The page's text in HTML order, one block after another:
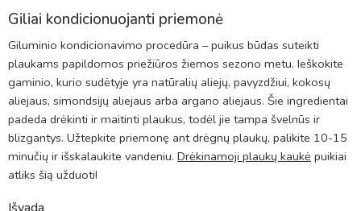
Giliai kondicionuojanti priemonė
Giluminio kondicionavimo procedūra – puikus būdas suteikti
plaukams papildomos priežiūros žiemos sezono metu. Ieškokite
gaminio, kurio sudėtyje yra natūralių aliejų, pavyzdžiui, kokosų
aliejaus, simondsijų aliejaus arba argano aliejaus. Šie ingredientai
padeda drėkinti ir maitinti plaukus, todėl jie tampa švelnūs ir
blizgantys. Užtepkite priemonę ant drėgnų plaukų, palikite 10-15
minučių ir išskalaukite vandeniu. Drėkinamoji plaukų kaukė puikiai
atliks šią užduoti!